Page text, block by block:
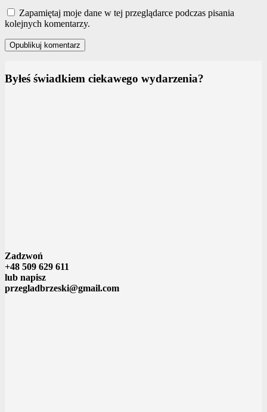
Zapamiętaj moje dane w tej przeglądarce podczas pisania
kolejnych komentarzy.
Byłeś świadkiem ciekawego wydarzenia?
Zadzwoń
+48 509 629 611
lub napisz
przegladbrzeski@gmail.com